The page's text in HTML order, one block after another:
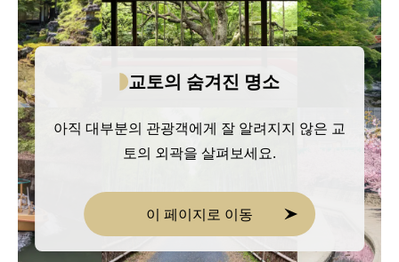
교토의 숨겨진 명소
아직 대부분의 관광객에게 잘 알려지지 않은 교
토의 외곽을 살펴보세요.
이 페이지로 이동